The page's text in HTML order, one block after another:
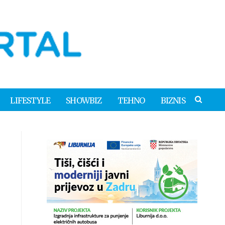
LIFESTYLE SHOWBIZ TEHNO BIZNIS